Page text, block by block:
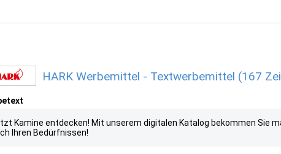
HARK Werbemittel - Textwerbemittel (167
Kamine entdecken! Mit unserem digitalen Katalog bekommen Sie
Ihren Bedürfnissen!